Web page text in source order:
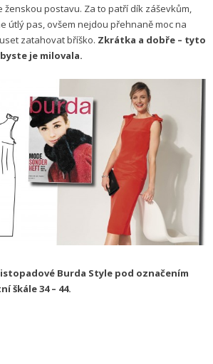
postavu. Za to patří dík záševkům,
útlý pas, ovšem nejdou přehnaně moc na
zatahovat bříško. Zkrátka a dobře – tyto
je milovala.
Burda Style pod označením
škále 34 – 44.